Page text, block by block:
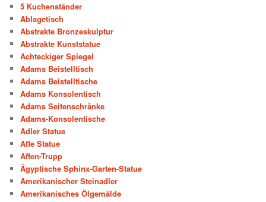
5 Kuchenständer
Ablagetisch
Abstrakte Bronzeskulptur
Abstrakte Kunststatue
Achteckiger Spiegel
Adams Beistelltisch
Adams Beistelltische
Adams Konsolentisch
Adams Seitenschränke
Adams-Konsolentische
Adler Statue
Affe Statue
Affen-Trupp
Ägyptische Sphinx-Garten-Statue
Amerikanischer Steinadler
Amerikanisches Ölgemälde